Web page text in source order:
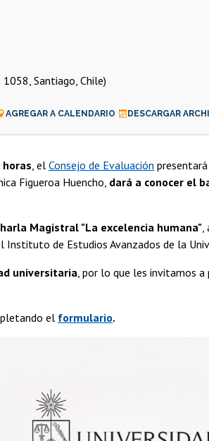
Santiago, Chile)
AGREGAR A CALENDARIO DESCARGAR
, el Consejo de Evaluación presentará
Figueroa Huencho, dará a conocer el
Magistral "La excelencia humana"
de Estudios Avanzados de la
universitaria , por lo que les invitamos
el formulario.